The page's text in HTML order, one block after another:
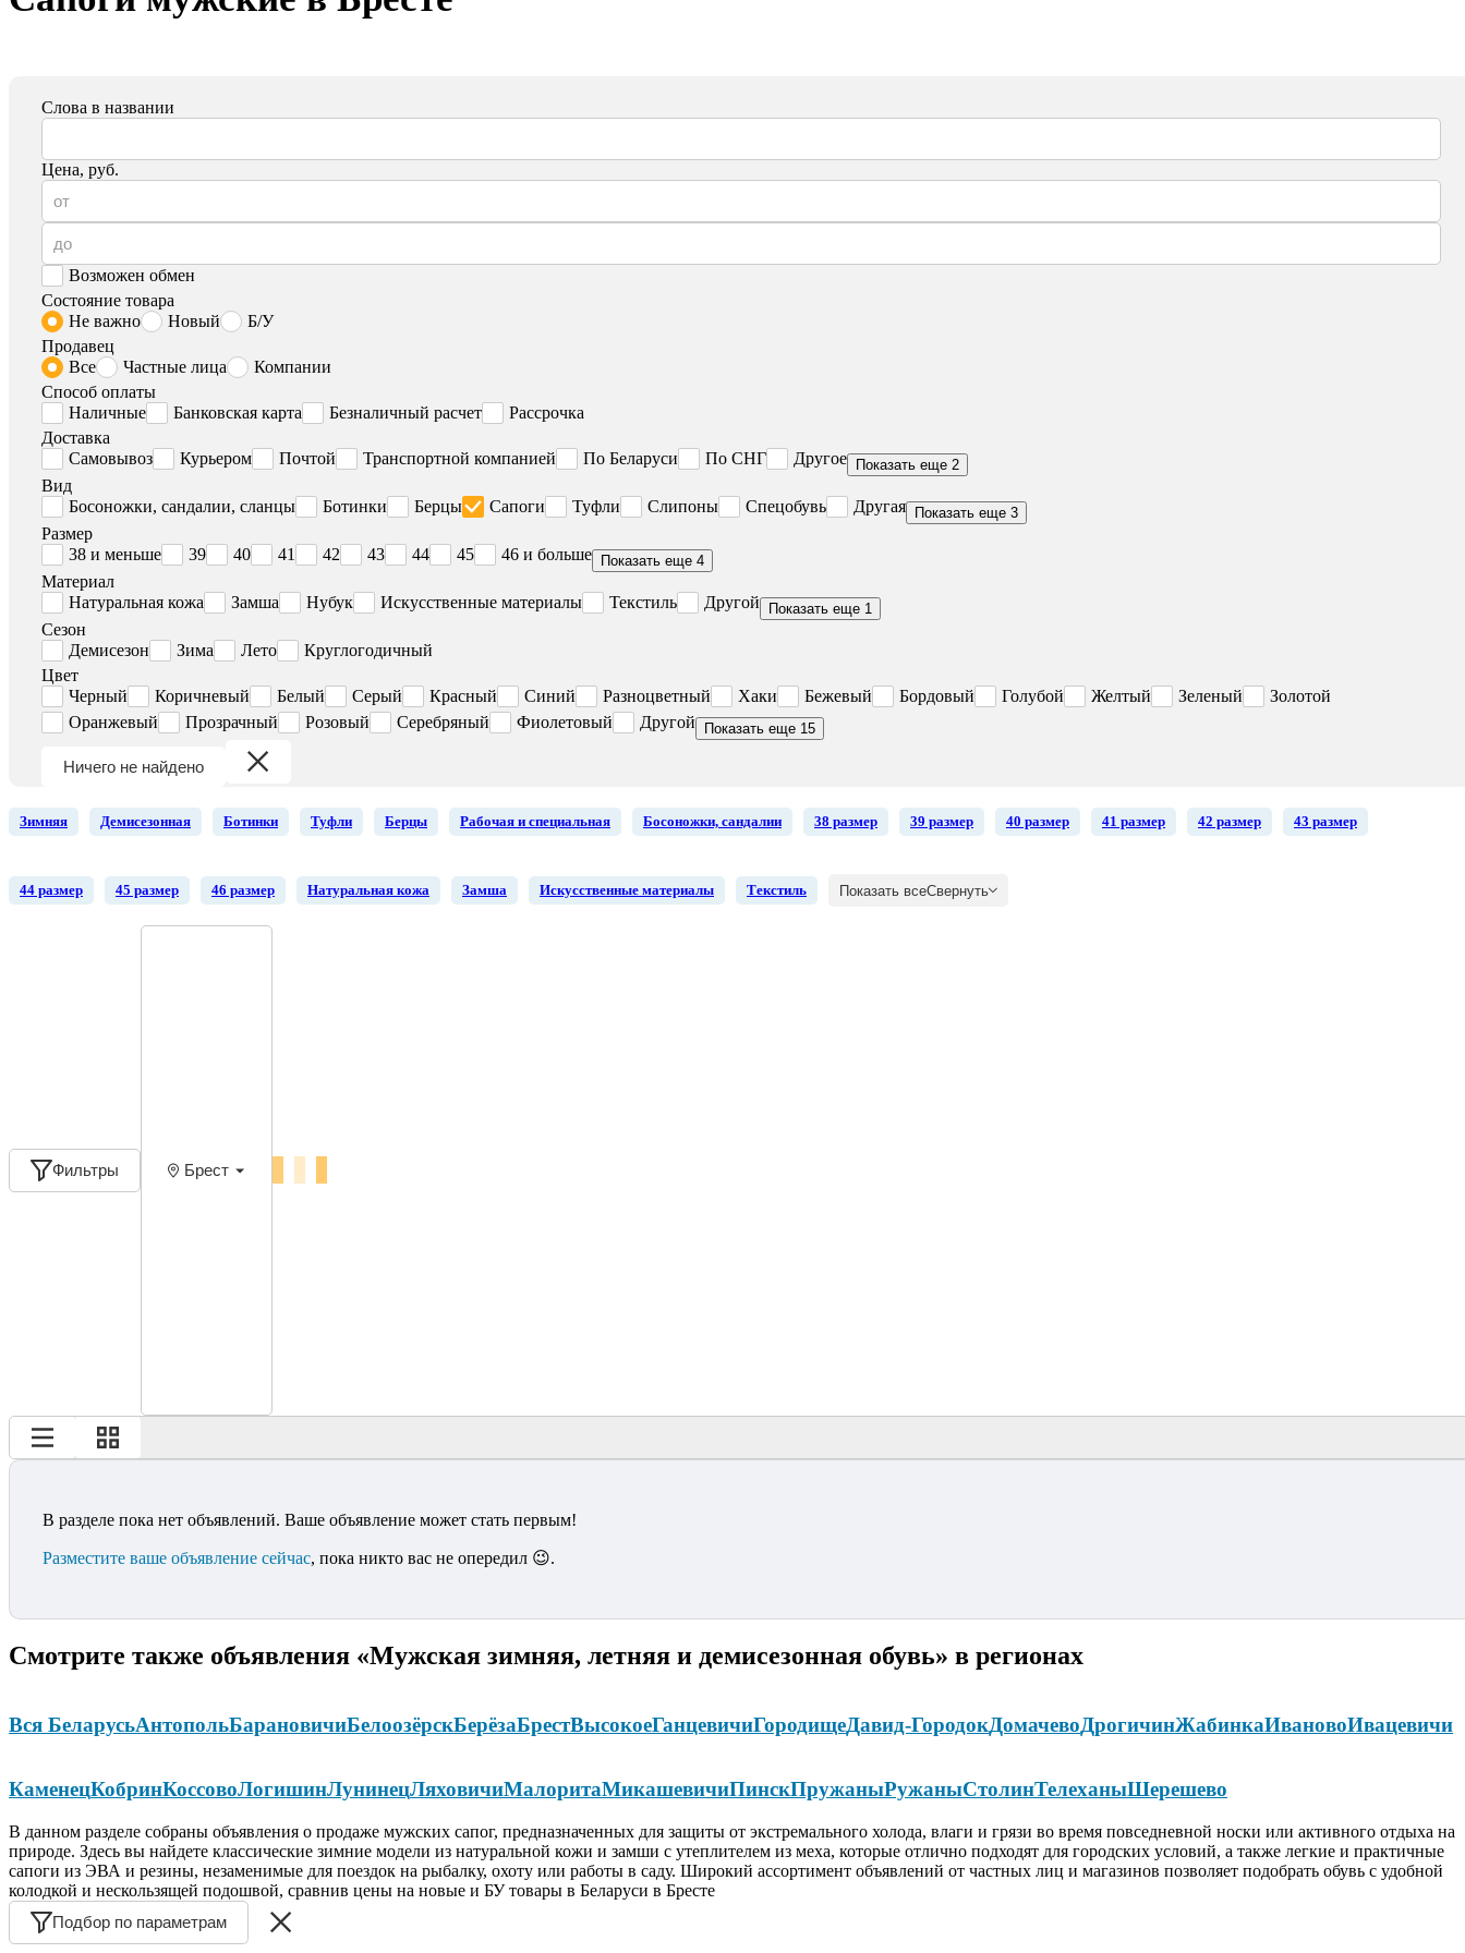
Слова в названии
Цена, руб.
Возможен обмен
Состояние товара
Не важно
Новый
Б/У
Продавец
Все
Частные лица
Компании
Способ оплаты
Наличные
Банковская карта Безналичный расчет
Рассрочка
Доставка
Самовывоз
Курьером Почтой Транспортной компанией По Беларуси По СНГ Другое Показать еще 2
Вид
Босоножки, сандалии, сланцы
Ботинки Берцы Сапоги Туфли Слипоны Спецобувь Другая Показать еще 3
Размер
38 и меньше
39 40 41 42 43 44 45 46 и больше Показать еще 4
Материал
Натуральная кожа
Замша Нубук Искусственные материалы Текстиль Другой Показать еще 1
Сезон
Демисезон
Зима Лето
Круглогодичный
Цвет
Черный
Коричневый Белый Серый Красный Синий Разноцветный Хаки Бежевый Бордовый Голубой Желтый Зеленый
Золотой
Оранжевый
Прозрачный Розовый Серебряный Фиолетовый Другой Показать еще 15
Ничего не найдено
Зимняя Демисезонная Ботинки Туфли Берцы Рабочая и специальная Босоножки, сандалии 38 размер 39 размер 40 размер 41 размер 42 размер 43 размер
44 размер 45 размер 46 размер Натуральная кожа Замша Искусственные материалы Текстиль Показать всеСвернуть
Фильтры Брест
В разделе пока нет объявлений. Ваше объявление может стать первым!
Разместите ваше объявление сейчас, пока никто вас не опередил 😉.
Смотрите также объявления «Мужская зимняя, летняя и демисезонная обувь» в регионах
Вся БеларусьАнтопольБарановичиБелоозёрскБерёзаБрестВысокоеГанцевичиГородищеДавид-ГородокДомачевоДрогичинЖабинкаИвановоИвацевичи
КаменецКобринКоссовоЛогишинЛунинецЛяховичиМалоритаМикашевичиПинскПружаныРужаныСтолинТелеханыШерешево
В данном разделе собраны объявления о продаже мужских сапог, предназначенных для защиты от экстремального холода, влаги и грязи во время повседневной носки или активного отдыха на
природе. Здесь вы найдете классические зимние модели из натуральной кожи и замши с утеплителем из меха, которые отлично подходят для городских условий, а также легкие и практичные
сапоги из ЭВА и резины, незаменимые для поездок на рыбалку, охоту или работы в саду. Широкий ассортимент объявлений от частных лиц и магазинов позволяет подобрать обувь с удобной
колодкой и нескользящей подошвой, сравнив цены на новые и БУ товары в Беларуси в Бресте
Подбор по параметрам